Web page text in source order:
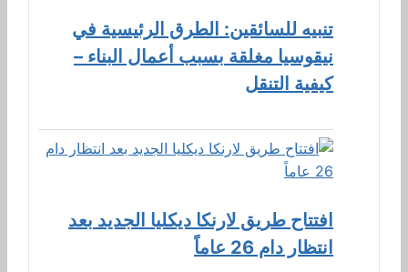
تنبيه للسائقين: الطرق الرئيسية في
نيقوسيا مغلقة بسبب أعمال البناء –
كيفية التنقل
افتتاح طريق لارنكا ديكليا الجديد بعد
انتظار دام 26 عاماً